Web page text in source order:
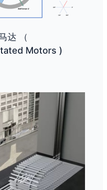
达 （
Motors )